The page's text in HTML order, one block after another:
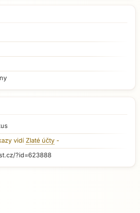
vidí Zlaté účty -
?id=623888